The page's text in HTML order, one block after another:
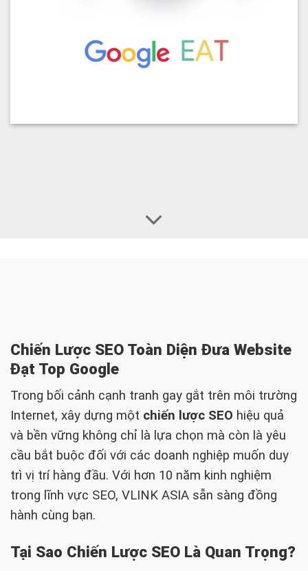
Chiến Lược SEO Toàn Diện Đưa Website
Đạt Top Google
Trong bối cảnh cạnh tranh gay gắt trên môi trường
Internet, xây dựng một chiến lược SEO hiệu quả
và bền vững không chỉ là lựa chọn mà còn là yêu
cầu bắt buộc đối với các doanh nghiệp muốn duy
trì vị trí hàng đầu. Với hơn 10 năm kinh nghiệm
trong lĩnh vực SEO, VLINK ASIA sẵn sàng đồng
hành cùng bạn.
Tại Sao Chiến Lược SEO Là Quan Trọng?